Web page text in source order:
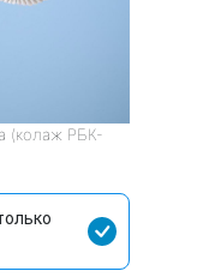
(колаж РБК-